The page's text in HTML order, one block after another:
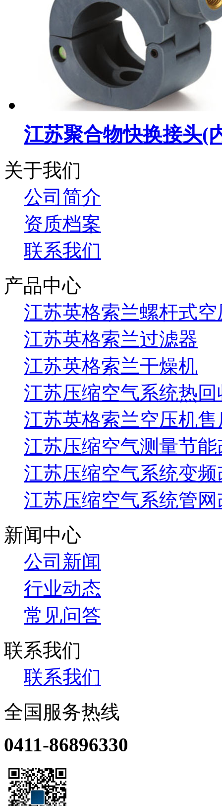
江苏聚合物快换接头(
关于我们
公司简介
资质档案
联系我们
产品中心
江苏英格索兰螺杆式空
江苏英格索兰过滤器
江苏英格索兰干燥机
江苏压缩空气系统热回
江苏英格索兰空压机
江苏压缩空气测量节能
江苏压缩空气系统变频
江苏压缩空气系统管网
新闻中心
公司新闻
行业动态
常见问答
联系我们
联系我们
全国服务热线
0411-86896330